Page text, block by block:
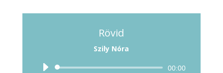
Rövid
Szily Nóra
Audió
00:00